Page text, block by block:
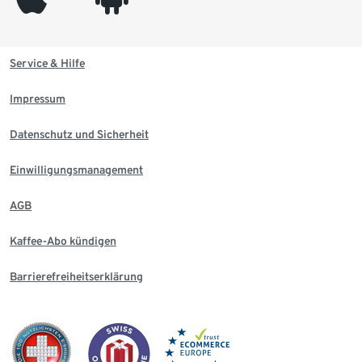
Service & Hilfe
Impressum
Datenschutz und Sicherheit
Einwilligungsmanagement
AGB
Kaffee-Abo kündigen
Barrierefreiheitserklärung